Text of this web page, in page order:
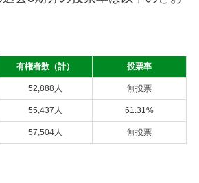
有権者数（計） 投票率
52,888人 無投票
55,437人 61.31%
57,504人 無投票